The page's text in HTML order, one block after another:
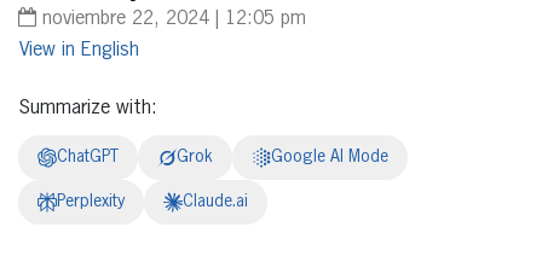
noviembre 22, 2024 | 12:05 pm
English
Summarize with:
ChatGPT Grok Google AI Mode
Perplexity Claude.ai